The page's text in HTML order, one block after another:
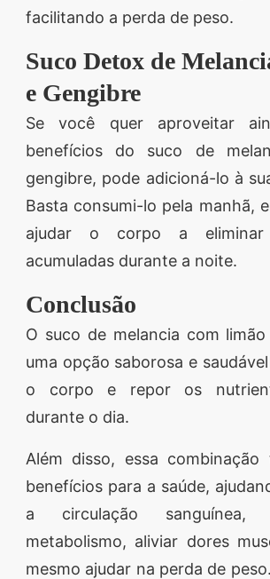
facilitando a perda de peso.
Suco Detox de
e Gengibre
Se você quer aproveitar
benefícios do suco de
gengibre, pode adicioná-lo à
Basta consumi-lo pela manhã,
ajudar o corpo a
acumuladas durante a noite.
Conclusão
O suco de melancia com
uma opção saborosa e
o corpo e repor os
durante o dia.
Além disso, essa combinação
benefícios para a saúde,
a circulação sanguínea,
metabolismo, aliviar dores
mesmo ajudar na perda de